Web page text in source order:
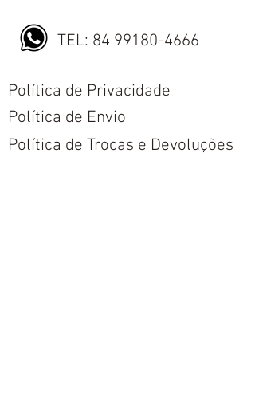
TEL: 84 99180-4666
Política de Privacidade
Política de Envio
Política de Trocas e Devoluções